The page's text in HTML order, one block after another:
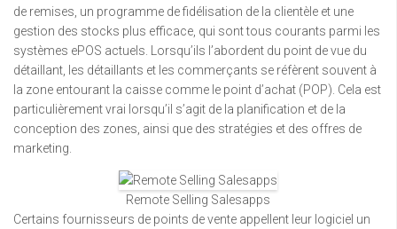
de remises, un programme de fidélisation de la clientèle et une
gestion des stocks plus efficace, qui sont tous courants parmi les
systèmes ePOS actuels. Lorsqu’ils l’abordent du point de vue du
détaillant, les détaillants et les commerçants se réfèrent souvent à
la zone entourant la caisse comme le point d’achat (POP). Cela est
particulièrement vrai lorsqu’il s’agit de la planification et de la
conception des zones, ainsi que des stratégies et des offres de
marketing.
Remote Selling Salesapps
Certains fournisseurs de points de vente appellent leur logiciel un